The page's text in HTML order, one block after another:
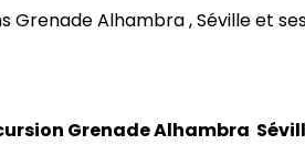
Grenade Alhambra , Séville et
Grenade Alhambra